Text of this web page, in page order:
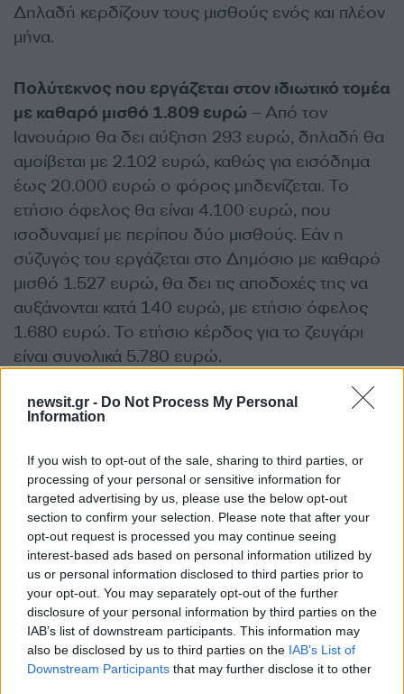
newsit.gr - Do Not Process My Personal
Information
If you wish to opt-out of the sale, sharing to third parties, or
processing of your personal or sensitive information for
targeted advertising by us, please use the below opt-out
section to confirm your selection. Please note that after your
opt-out request is processed you may continue seeing
interest-based ads based on personal information utilized by
us or personal information disclosed to third parties prior to
your opt-out. You may separately opt-out of the further
disclosure of your personal information by third parties on the
IAB’s list of downstream participants. This information may
also be disclosed by us to third parties on the IAB’s List of
Downstream Participants that may further disclose it to other
Δηλαδή κερδίζουν τους μισθούς ενός και πλέον
μήνα.
Πολύτεκνος που εργάζεται στον ιδιωτικό τομέα
με καθαρό μισθό 1.809 ευρώ – Από τον
Ιανουάριο θα δει αύξηση 293 ευρώ, δηλαδή θα
αμοίβεται με 2.102 ευρώ, καθώς για εισόδημα
έως 20.000 ευρώ ο φόρος μηδενίζεται. Το
ετήσιο όφελος θα είναι 4.100 ευρώ, που
ισοδυναμεί με περίπου δύο μισθούς. Εάν η
σύζυγός του εργάζεται στο Δημόσιο με καθαρό
μισθό 1.527 ευρώ, θα δει τις αποδοχές της να
αυξάνονται κατά 140 ευρώ, με ετήσιο όφελος
1.680 ευρώ. Το ετήσιο κέρδος για το ζευγάρι
είναι συνολικά 5.780 ευρώ.
Ιδιωτική υπάλληλος με δύο παιδιά και καθαρό
λάβει αύξηση 64 ευρώ, χάρη στη μείωση των
συντελεστών κατά 2 μονάδες συν ακόμα 4
μονάδες για εισοδήματα έως 30.000 για τα δύο
τέκνα, άρα ο μισθός του θα ανέλθει στα 1.590
ευρώ. Σε ετήσια βάση η μείωση φόρου
ισοδυναμεί με 900 ευρώ. Αν εργάζεται και ο
σύζυγος της, το όφελος είναι μεγαλύτερο,
καθώς κι αυτός θα έχει ξεχωριστά φορολογικά
οφέλη.